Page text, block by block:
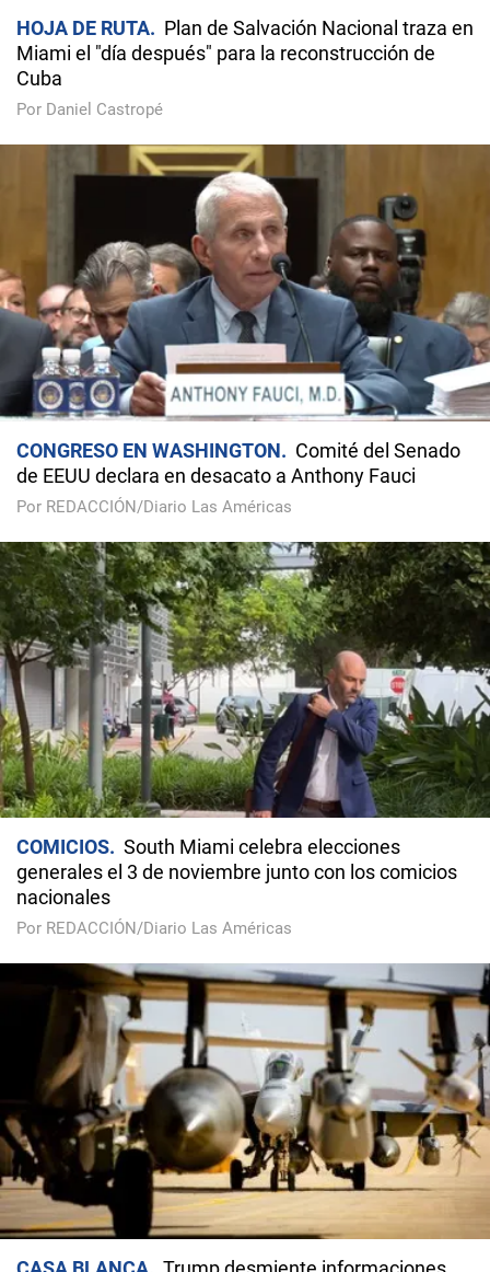
HOJA DE RUTA
Plan de Salvación Nacional traza en
Miami el "día después" para la reconstrucción de
Cuba
Por Daniel Castropé
CONGRESO EN WASHINGTON
Comité del Senado
de EEUU declara en desacato a Anthony Fauci
Por REDACCIÓN/Diario Las Américas
COMICIOS
South Miami celebra elecciones
generales el 3 de noviembre junto con los comicios
nacionales
Por REDACCIÓN/Diario Las Américas